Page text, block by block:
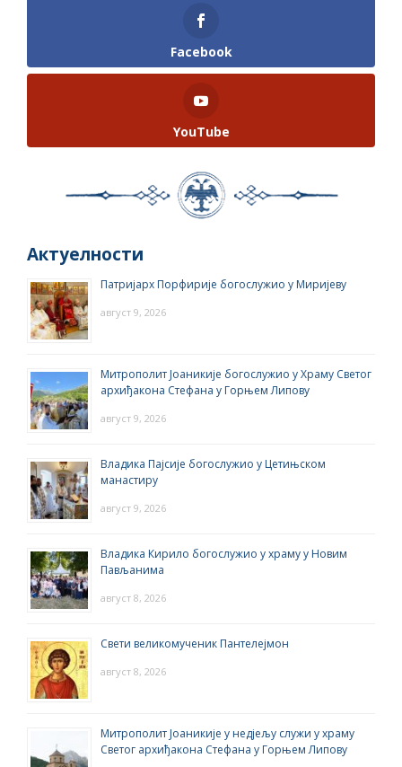
Facebook
YouTube
Актуелности
Патријарх Порфирије богослужио у Миријеву
август 9, 2026
Митрополит Јоаникије богослужио у Храму Светог
архиђакона Стефана у Горњем Липову
август 9, 2026
Владика Пајсије богослужио у Цетињском
манастиру
август 9, 2026
Владика Кирило богослужио у храму у Новим
Пављанима
август 8, 2026
Свети великомученик Пантелејмон
август 8, 2026
Митрополит Јоаникије у недјељу служи у храму
Светог архиђакона Стефана у Горњем Липову